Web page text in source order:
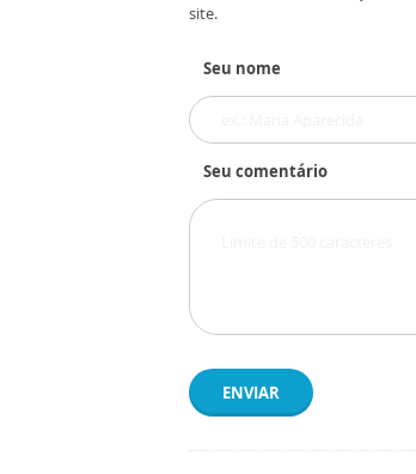
site.
Seu nome
Seu comentário
ENVIAR